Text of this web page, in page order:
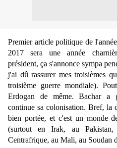
Premier article politique de
2017 sera une année
président, ça s'annonce sympa
j'ai dû rassurer mes troisièmes
troisième guerre mondiale).
Erdogan de même. Bachar a
continue sa colonisation. Bref, la
bien portée, et c'est un monde
(surtout en Irak, au
Centrafrique, au Mali, au Soudan